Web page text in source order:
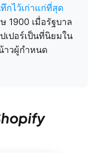
กไว้เก่าแก่ที่สุด
1900 เมื่อรัฐบาล
เปอร์เป็นที่นิยมใน
าวผู้กำหนด